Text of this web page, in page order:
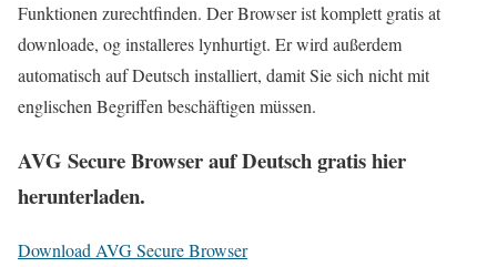
Funktionen zurechtfinden. Der Browser ist komplett gratis at
downloade, og installeres lynhurtigt. Er wird außerdem
automatisch auf Deutsch installiert, damit Sie sich nicht mit
englischen Begriffen beschäftigen müssen.
AVG Secure Browser auf Deutsch gratis hier
herunterladen.
Download AVG Secure Browser